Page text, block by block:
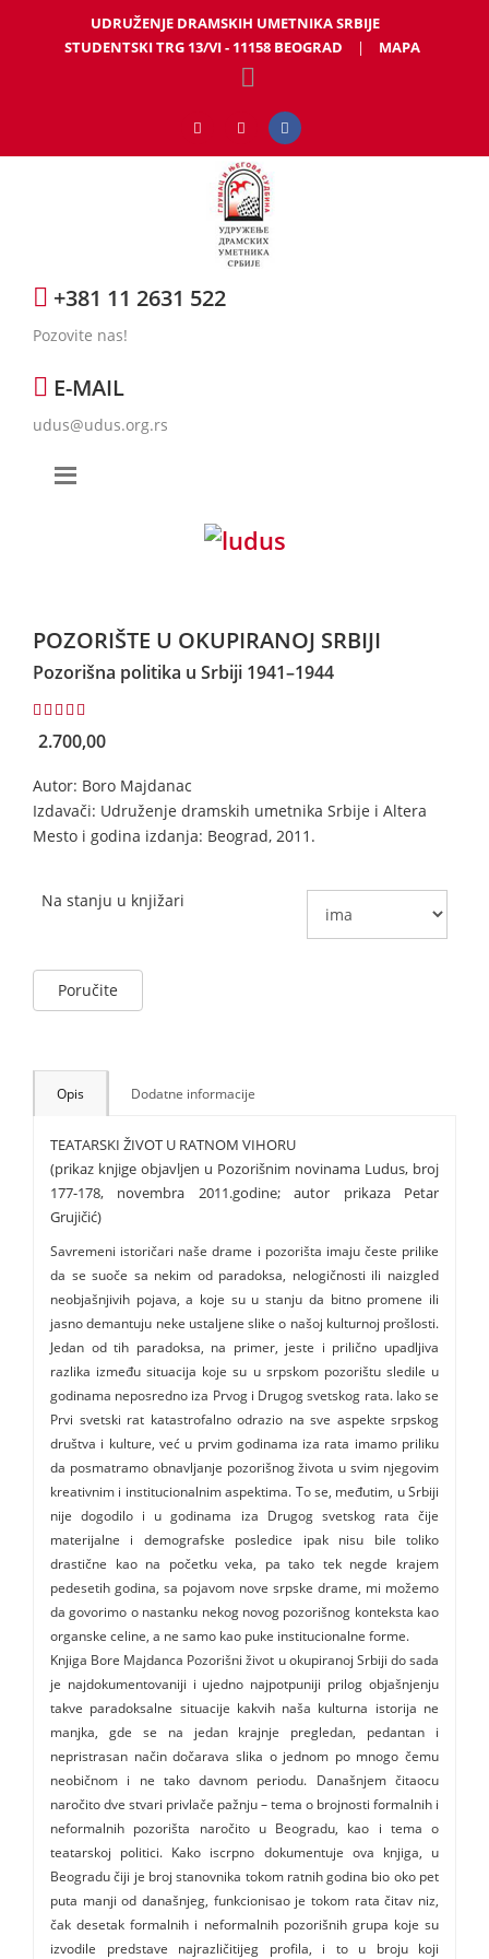
UDRUŽENJE DRAMSKIH UMETNIKA SRBIJE
STUDENTSKI TRG 13/VI - 11158 BEOGRAD
| MAPA
+381 11 2631 522
Pozovite nas!
E-MAIL
udus@udus.org.rs
POZORIŠTE U OKUPIRANOJ SRBIJI
Pozorišna politika u Srbiji 1941–1944
4.50
2.700,00
Autor: Boro Majdanac
Izdavači: Udruženje dramskih umetnika Srbije i Altera
Mesto i godina izdanja: Beograd, 2011.
Na stanju u knjižari
Poručite
Opis Dodatne informacije
TEATARSKI ŽIVOT U RATNOM VIHORU
(prikaz knjige objavljen u Pozorišnim novinama Ludus, broj
177-178, novembra 2011.godine; autor prikaza Petar
Grujičić)
Savremeni istoričari naše drame i pozorišta imaju česte prilike
da se suoče sa nekim od paradoksa, nelogičnosti ili naizgled
neobjašnjivih pojava, a koje su u stanju da bitno promene ili
jasno demantuju neke ustaljene slike o našoj kulturnoj prošlosti.
Jedan od tih paradoksa, na primer, jeste i prilično upadljiva
razlika između situacija koje su u srpskom pozorištu sledile u
godinama neposredno iza Prvog i Drugog svetskog rata. Iako se
Prvi svetski rat katastrofalno odrazio na sve aspekte srpskog
društva i kulture, već u prvim godinama iza rata imamo priliku
da posmatramo obnavljanje pozorišnog života u svim njegovim
kreativnim i institucionalnim aspektima. To se, međutim, u Srbiji
nije dogodilo i u godinama iza Drugog svetskog rata čije
materijalne i demografske posledice ipak nisu bile toliko
drastične kao na početku veka, pa tako tek negde krajem
pedesetih godina, sa pojavom nove srpske drame, mi možemo
da govorimo o nastanku nekog novog pozorišnog konteksta kao
organske celine, a ne samo kao puke institucionalne forme.
Knjiga Bore Majdanca Pozorišni život u okupiranoj Srbiji do sada
je najdokumentovaniji i ujedno najpotpuniji prilog objašnjenju
takve paradoksalne situacije kakvih naša kulturna istorija ne
manjka, gde se na jedan krajnje pregledan, pedantan i
nepristrasan način dočarava slika o jednom po mnogo čemu
neobičnom i ne tako davnom periodu. Današnjem čitaocu
naročito dve stvari privlače pažnju – tema o brojnosti formalnih i
neformalnih pozorišta naročito u Beogradu, kao i tema o
teatarskoj politici. Kako iscrpno dokumentuje ova knjiga, u
Beogradu čiji je broj stanovnika tokom ratnih godina bio oko pet
puta manji od današnjeg, funkcionisao je tokom rata čitav niz,
čak desetak formalnih i neformalnih pozorišnih grupa koje su
izvodile predstave najrazličitijeg profila, i to u broju koji